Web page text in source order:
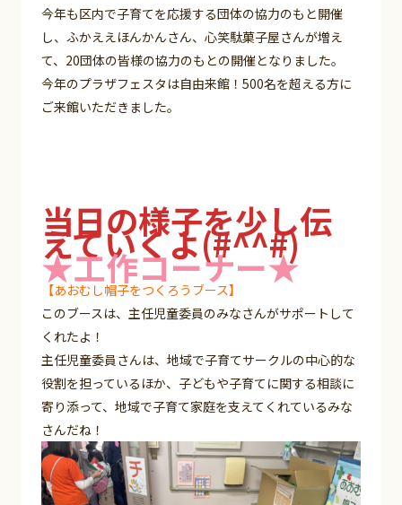
今年も区内で子育てを応援する団体の協力のもと開催
し、ふかええほんかんさん、心笑駄菓子屋さんが増え
て、20団体の皆様の協力のもとの開催となりました。
今年のプラザフェスタは自由来館！500名を超える方に
ご来館いただきました。
当日の様子を少し伝
えていくよ(#^^#)
★工作コーナー★
【あおむし帽子をつくろうブース】
このブースは、主任児童委員のみなさんがサポートして
くれたよ！
主任児童委員さんは、地域で子育てサークルの中心的な
役割を担っているほか、子どもや子育てに関する相談に
寄り添って、地域で子育て家庭を支えてくれているみな
さんだね！